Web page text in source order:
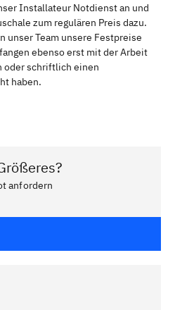
Installateur Notdienst an und
zum regulären Preis dazu.
unser Team unsere Festpreise
ebenso erst mit der Arbeit
oder schriftlich einen
haben.
anfordern